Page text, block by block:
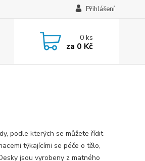
Přihlášení
0ks
za 0 Kč
podle kterých se můžete řídit
týkajícími se péče o tělo,
jsou vyrobeny z matného